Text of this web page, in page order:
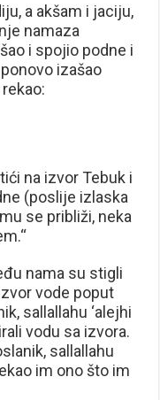
a akšam i jaciju,
namaza
i spojio podne i
izašao
na izvor Tebuk i
(poslije izlaska
se približi, neka
nama su stigli
vode poput
sallallahu ‘alejhi
vodu sa izvora.
sallallahu
im ono što im